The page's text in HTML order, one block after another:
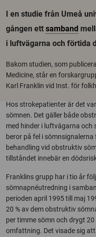
I en studie från Umeå
gången ett samband
i luftvägarna och förtida
Bakom studien, som
Medicine, står en
Karl Franklin vid Inst. för
Hos strokepatienter är det
sömnen. Det gäller både
med hinder i luftvägarna och
beror på fel i
behandling vid obstruktiv
tillståndet innebär en
Franklins grupp har i tio år
sömnapnéutredning i
perioden april 1995 till maj
20 % av dem obstruktiv
per timme sömn och drygt
omfattning. Det visade sig